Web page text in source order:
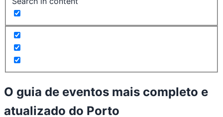
O guia de eventos mais completo e
atualizado do Porto